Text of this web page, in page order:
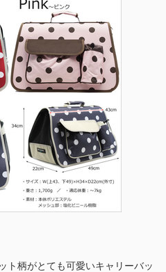
ト柄がとても可愛いキャリーバッ